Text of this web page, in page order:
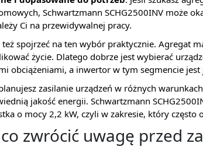
Schwartzmann SCHG2500INV może
Ci na przewidywalnej pracy.
spojrzeć na ten wybór praktycznie. Agregat
życie. Dlatego dobrze jest wybierać
obciążeniami, a inwertor w tym segmencie jest
zasilanie urządzeń w różnych
jakość energii. Schwartzmann
o mocy 2,2 kW, czyli w zakresie, który
zwrócić uwagę przed